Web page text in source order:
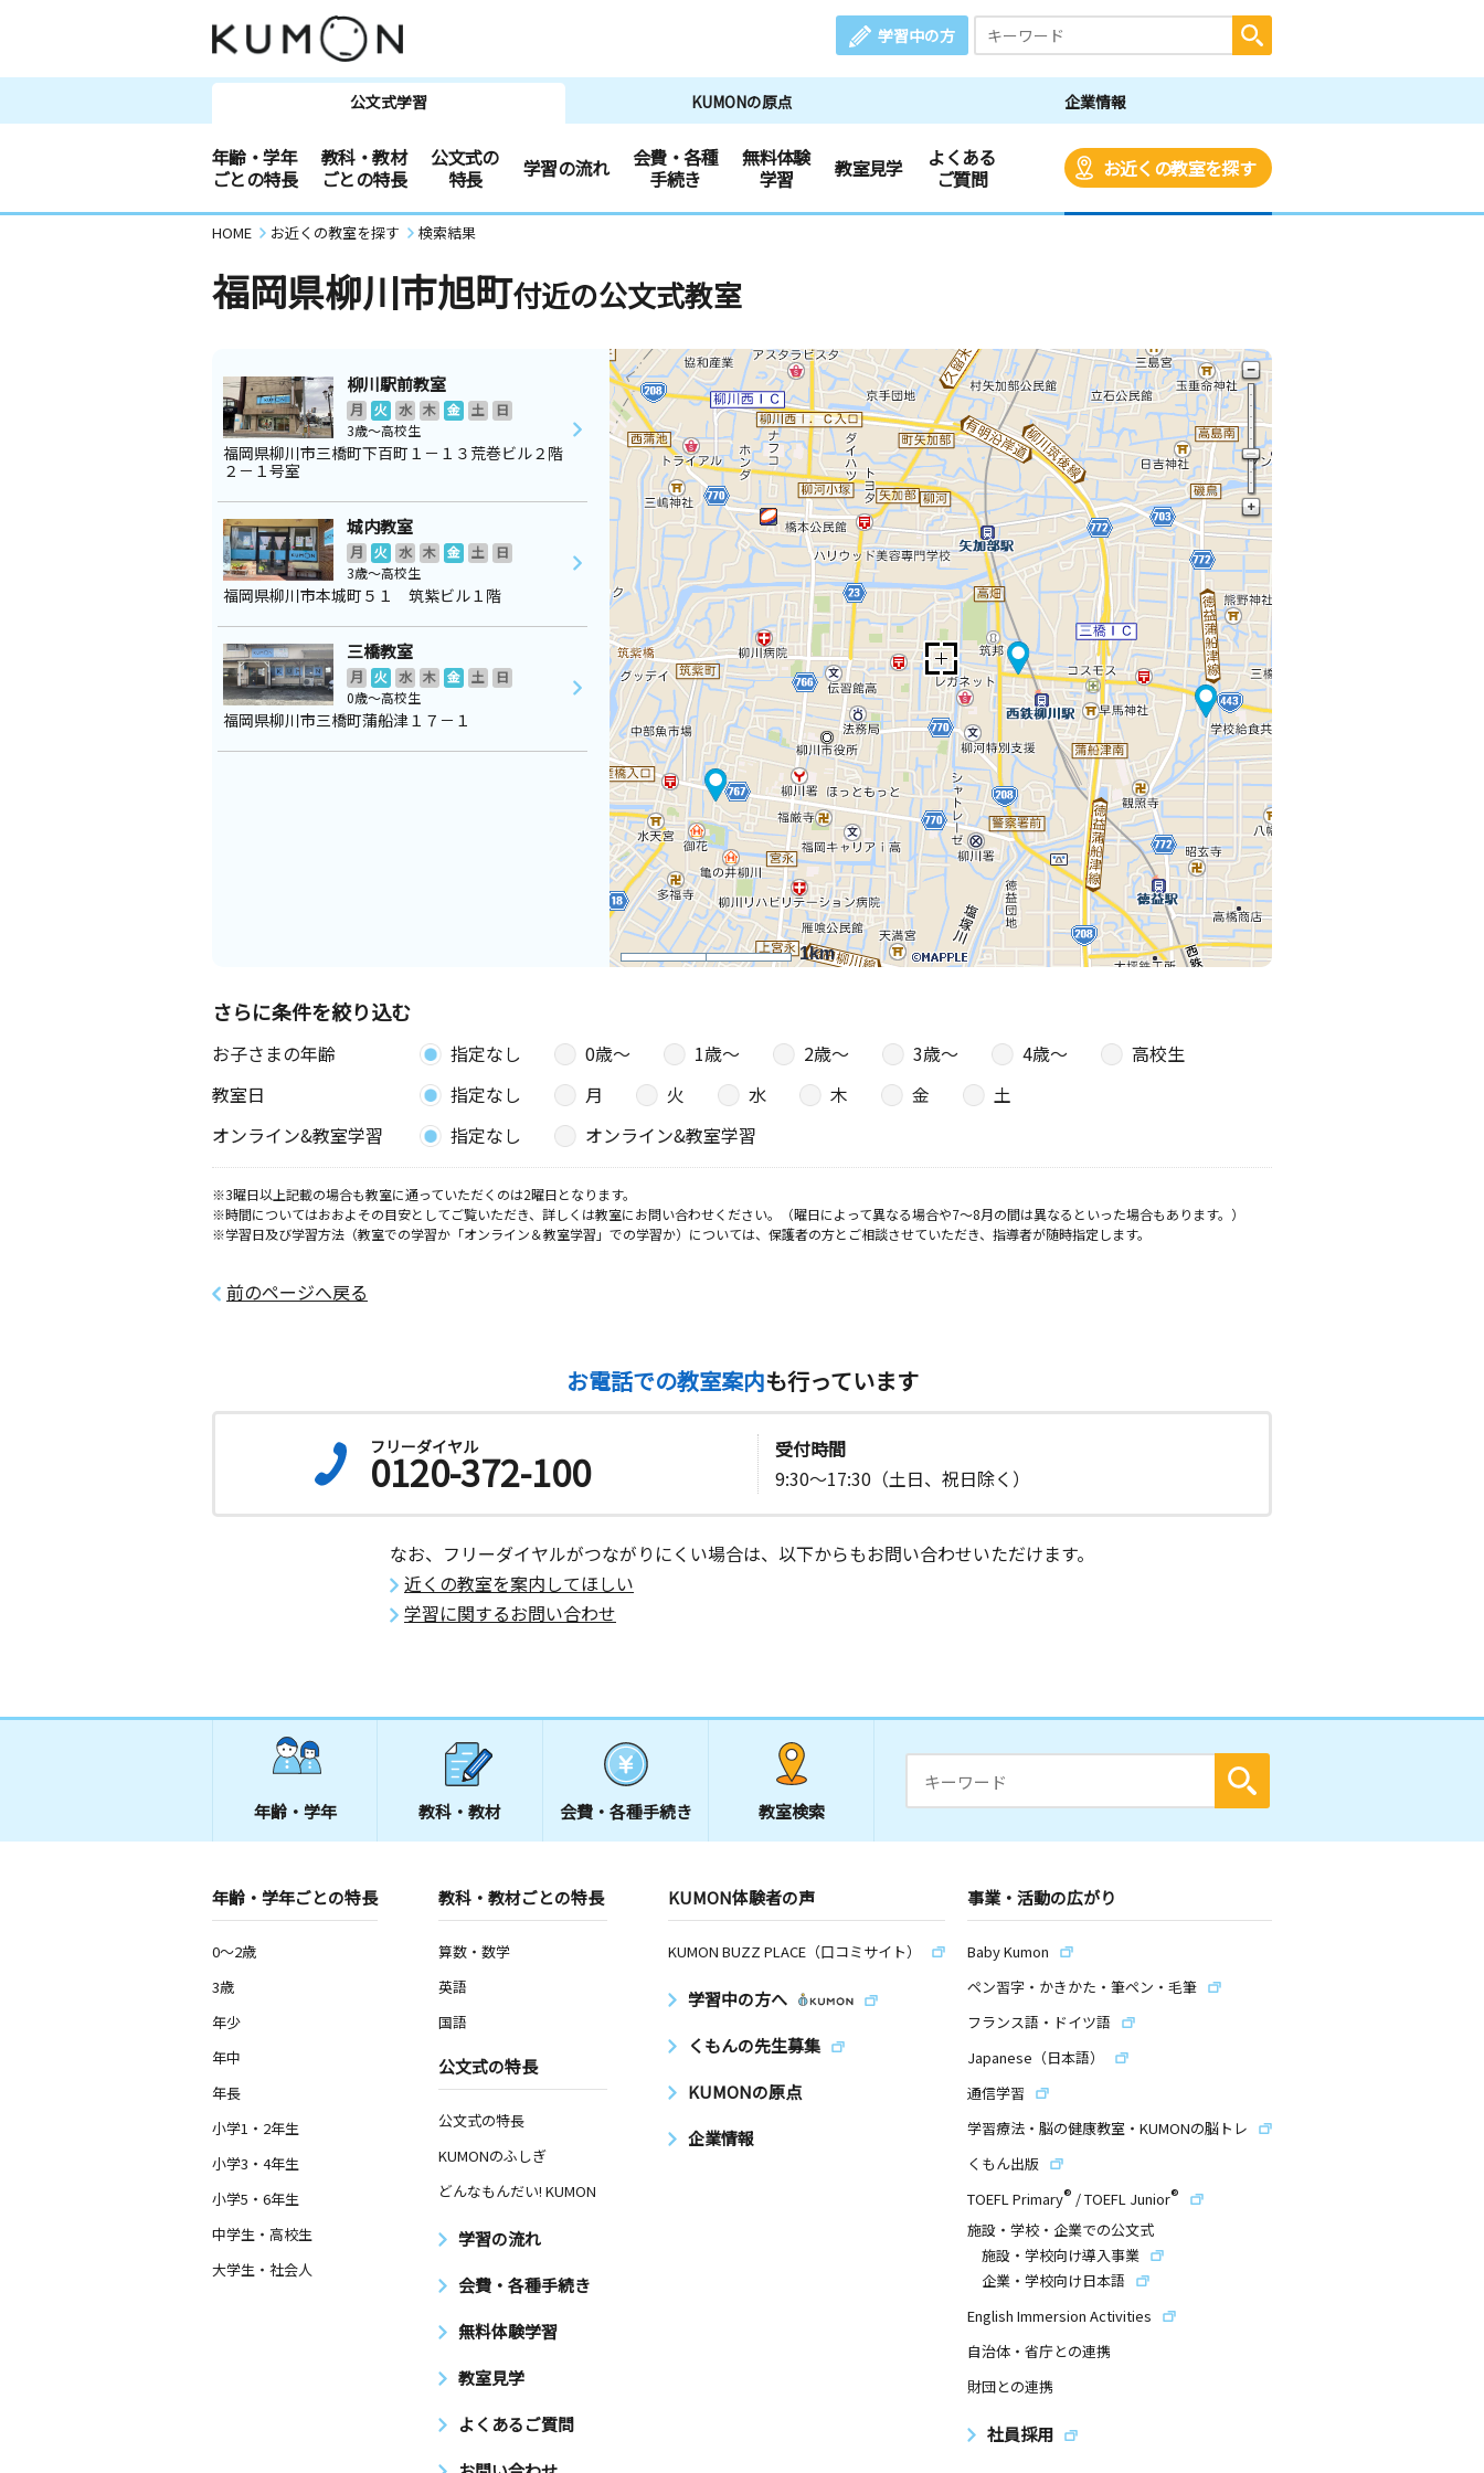
学習中の方
公文式学習 KUMONの原点 企業情報
年齢・学年
ごとの特長
教科・教材
ごとの特長
公文式の
特長
学習の流れ
会費・各種
手続き
無料体験
学習
教室見学
よくある
ご質問
お近くの教室を探す
HOME お近くの教室を探す 検索結果
福岡県柳川市旭町付近の公文式教室
1km
柳川駅前教室
月 火 水 木 金 土
日
3歳～高校生
福岡県柳川市三橋町下百町１－１３荒巻ビル２階
２－１号室
城内教室
月 火 水 木 金 土
日
3歳～高校生
福岡県柳川市本城町５１ 筑紫ビル１階
三橋教室
月 火 水 木 金 土
日
0歳～高校生
福岡県柳川市三橋町蒲船津１７－１
さらに条件を絞り込む
お子さまの年齢 指定なし 0歳〜 1歳〜 2歳〜 3歳〜 4歳〜
高校生
教室日
指定なし 月 火 水 木 金
土
オンライン&教室学習
指定なし オンライン&教室学習
※3曜日以上記載の場合も教室に通っていただくのは2曜日となります。
※時間についてはおおよその目安としてご覧いただき、詳しくは教室にお問い合わせください。（曜日によって異なる場合や7～8月の間は異なるといった場合もあります。）
※学習日及び学習方法（教室での学習か「オンライン＆教室学習」での学習か）については、保護者の方とご相談させていただき、指導者が随時指定します。
前のページへ戻る
お電話での教室案内も行っています
フリーダイヤル
0120-372-100
受付時間
9:30～17:30（土日、祝日除く）
なお、フリーダイヤルがつながりにくい場合は、以下からもお問い合わせいただけます。
近くの教室を案内してほしい
学習に関するお問い合わせ
年齢・学年 教科・教材 会費・ 各種手続き 教室検索
年齢・学年ごとの特長
0～2歳
3歳
年少
年中
年長
小学1・2年生
小学3・4年生
小学5・6年生
中学生・高校生
大学生・社会人
教科・教材ごとの特長
算数・数学
英語
国語
公文式の特長
公文式の特長
KUMONのふしぎ
どんなもんだい! KUMON
学習の流れ
会費・各種手続き
無料体験学習
教室見学
よくあるご質問
KUMON体験者の声
KUMON BUZZ PLACE（口コミサイト）
学習中の方へ
くもんの先生募集
KUMONの原点
企業情報
事業・活動の広がり
Baby Kumon
ペン習字・かきかた・筆ペン・毛筆
フランス語・ドイツ語
Japanese（日本語）
通信学習
学習療法・脳の健康教室・KUMONの脳トレ
くもん出版
TOEFL Primary® /TOEFL Junior®
施設・学校・企業での公文式
施設・学校向け導入事業
企業・学校向け日本語
English Immersion Activities
自治体・省庁との連携
財団との連携
社員採用